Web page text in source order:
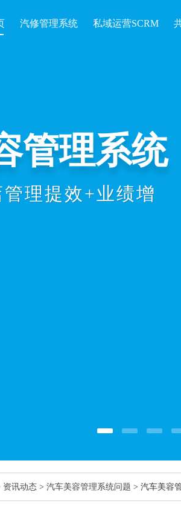
汽修管理系统 私域运营SCRM
管理系统
理提效+业绩增
资讯动态 > 汽车美容管理系统问题 > 汽车美容